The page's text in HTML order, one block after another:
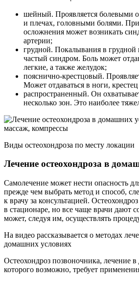
шейный. Проявляется болевыми
и плечах, головными болями.
осложнения может возникать
артерии;
грудной. Покалывания в грудной
частый синдром. Боль может
легкие, а также желудок;
пояснично-крестцовый.
Может отдаваться в ноги,
распространенный. Он
несколько зон. Это наиболее
Виды остеохондроза по месту локации
Лечение остеохондроза в
Самолечение может нести опасность
прежде чем выбрать метод и способ,
к врачу за консультацией.
в стационаре, но все чаще врачи дают
может, следуя им, осуществлять
На видео рассказывается о методах
домашних условиях
Остеохондроз позвоночника, лечение
которого возможно, требует